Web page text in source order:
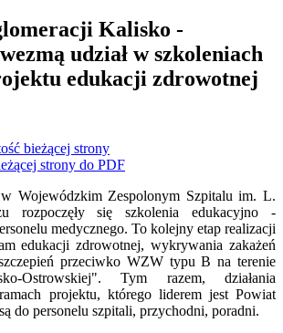
Kalisko -
udział w szkoleniach
edukacji zdrowotnej
bieżącej strony
strony do PDF
Wojewódzkim Zespolonym Szpitalu im. L.
rozpoczęły się szkolenia edukacyjno -
medycznego. To kolejny etap realizacji
edukacji zdrowotnej, wykrywania zakażeń
przeciwko WZW typu B na terenie
Ostrowskiej". Tym razem, działania
projektu, którego liderem jest Powiat
do personelu szpitali, przychodni, poradni.